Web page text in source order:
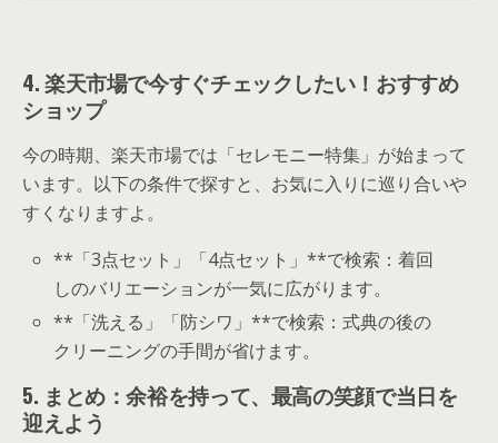
4. 楽天市場で今すぐチェックしたい！おすすめ
ショップ
今の時期、楽天市場では「セレモニー特集」が始まって
います。以下の条件で探すと、お気に入りに巡り合いや
すくなりますよ。
**「3点セット」「4点セット」**で検索：着回
しのバリエーションが一気に広がります。
**「洗える」「防シワ」**で検索：式典の後の
クリーニングの手間が省けます。
5. まとめ：余裕を持って、最高の笑顔で当日を
迎えよう